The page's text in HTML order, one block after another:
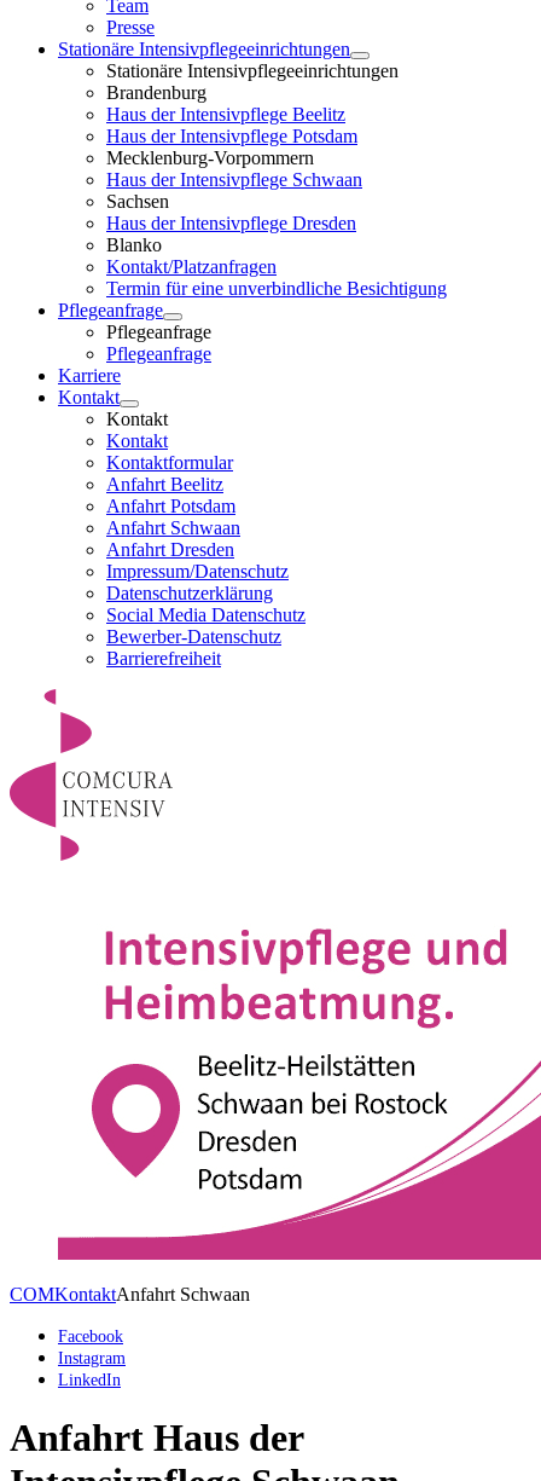
Team
Presse
Stationäre Intensivpflegeeinrichtungen
Stationäre Intensivpflegeeinrichtungen
Brandenburg
Haus der Intensivpflege Beelitz
Haus der Intensivpflege Potsdam
Mecklenburg-Vorpommern
Haus der Intensivpflege Schwaan
Sachsen
Haus der Intensivpflege Dresden
Blanko
Kontakt/Platzanfragen
Termin für eine unverbindliche Besichtigung
Pflegeanfrage
Pflegeanfrage
Pflegeanfrage
Karriere
Kontakt
Kontakt
Kontakt
Kontaktformular
Anfahrt Beelitz
Anfahrt Potsdam
Anfahrt Schwaan
Anfahrt Dresden
Impressum/Datenschutz
Datenschutzerklärung
Social Media Datenschutz
Bewerber-Datenschutz
Barrierefreiheit
COMKontaktAnfahrt Schwaan
Facebook
Instagram
LinkedIn
Anfahrt Haus der